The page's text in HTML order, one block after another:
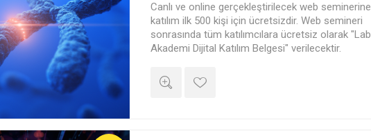
Canlı ve online gerçekleştirilecek web seminerine
katılım ilk 500 kişi için ücretsizdir. Web semineri
sonrasında tüm katılımcılara ücretsiz olarak "Lab
Akademi Dijital Katılım Belgesi" verilecektir.